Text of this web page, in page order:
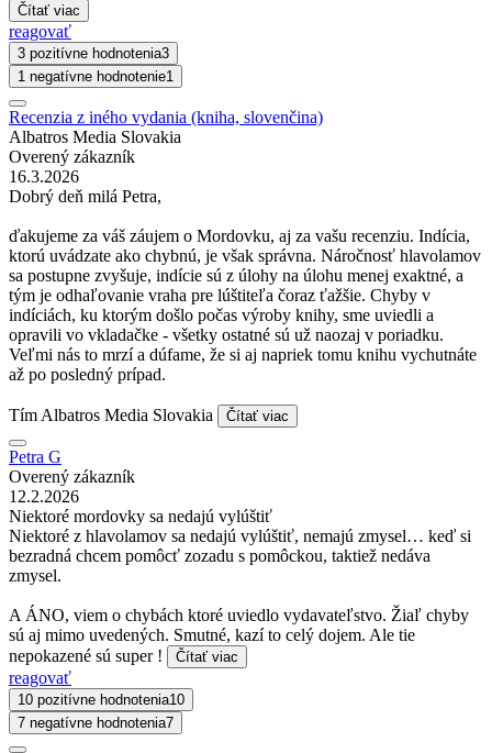
Čítať viac
reagovať
3 pozitívne hodnotenia3
1 negatívne hodnotenie1
Recenzia z iného vydania (kniha, slovenčina)
Albatros Media Slovakia
Overený zákazník
16.3.2026
Dobrý deň milá Petra,
ďakujeme za váš záujem o Mordovku, aj za vašu recenziu. Indícia,
ktorú uvádzate ako chybnú, je však správna. Náročnosť hlavolamov
sa postupne zvyšuje, indície sú z úlohy na úlohu menej exaktné, a
tým je odhaľovanie vraha pre lúštiteľa čoraz ťažšie. Chyby v
indíciách, ku ktorým došlo počas výroby knihy, sme uviedli a
opravili vo vkladačke - všetky ostatné sú už naozaj v poriadku.
Veľmi nás to mrzí a dúfame, že si aj napriek tomu knihu vychutnáte
až po posledný prípad.
Tím Albatros Media Slovakia Čítať viac
Petra G
Overený zákazník
12.2.2026
Niektoré mordovky sa nedajú vylúštiť
Niektoré z hlavolamov sa nedajú vylúštiť, nemajú zmysel… keď si
bezradná chcem pomôcť zozadu s pomôckou, taktiež nedáva
zmysel.
A ÁNO, viem o chybách ktoré uviedlo vydavateľstvo. Žiaľ chyby
sú aj mimo uvedených. Smutné, kazí to celý dojem. Ale tie
nepokazené sú super !
Čítať viac
reagovať
10 pozitívne hodnotenia10
7 negatívne hodnotenia7